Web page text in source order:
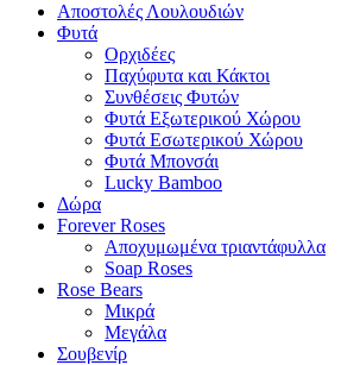
Αποστολές Λουλουδιών
Φυτά
Ορχιδέες
Παχύφυτα και Κάκτοι
Συνθέσεις Φυτών
Φυτά Εξωτερικού Χώρου
Φυτά Εσωτερικού Χώρου
Φυτά Μπονσάι
Lucky Bamboo
Δώρα
Forever Roses
Αποχυμωμένα τριαντάφυλλα
Soap Roses
Rose Βears
Μικρά
Μεγάλα
Σουβενίρ